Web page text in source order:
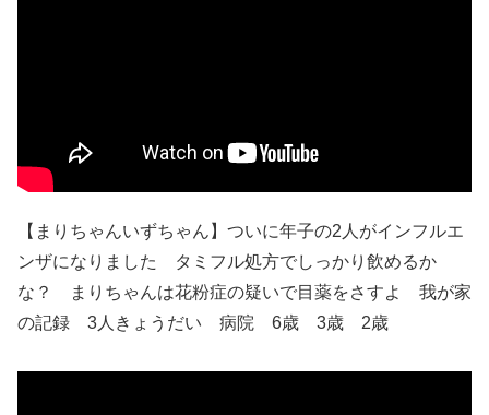
【まりちゃんいずちゃん】ついに年子の2人がインフルエ
ンザになりました タミフル処方でしっかり飲めるか
な？ まりちゃんは花粉症の疑いで目薬をさすよ 我が家
の記録 3人きょうだい 病院 6歳 3歳 2歳